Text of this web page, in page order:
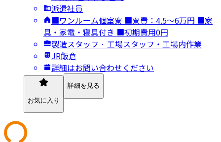
派遣社員
■ワンルーム個室寮 ■寮費：4.5～6万円 ■家
具・家電・寝具付き ■初期費用0円
製造スタッフ · 工場スタッフ・工場内作業
JR飯倉
詳細はお問い合わせください
お気に入り
詳細を見る